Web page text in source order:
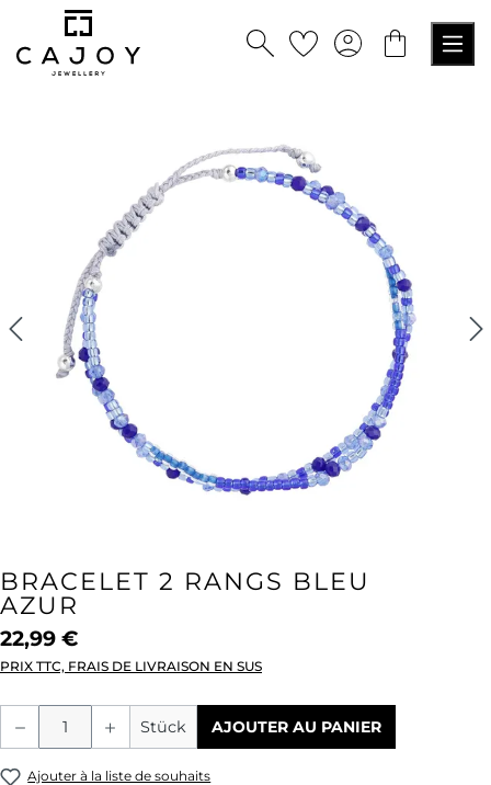
principal
BRACELET 2 RANGS BLEU
AZUR
22,99 €
PRIX TTC, FRAIS DE LIVRAISON EN SUS
Quantité de produit : Entrez la
Stück AJOUTER AU PANIER
Ajouter à la liste de souhaits